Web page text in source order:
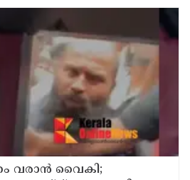
വരാന്‍ വൈകി;